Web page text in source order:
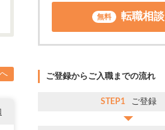
無料 転職相談
ご登録からご入職までの流れ
STEP1 ご登録